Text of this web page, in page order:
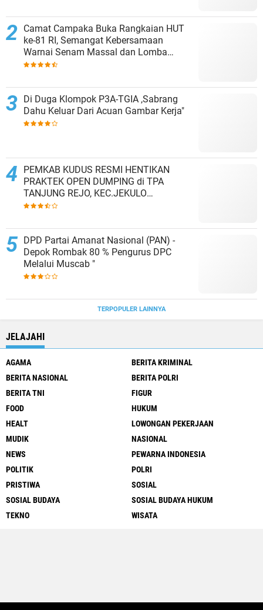
Camat Campaka Buka Rangkaian HUT
ke-81 RI, Semangat Kebersamaan
Warnai Senam Massal dan Lomba
Karaoke Perangkat Desa
Di Duga Klompok P3A-TGIA ,Sabrang
Dahu Keluar Dari Acuan Gambar Kerja"
PEMKAB KUDUS RESMI HENTIKAN
PRAKTEK OPEN DUMPING di TPA
TANJUNG REJO, KEC.JEKULO
KAB.KUDUS,BERLAKUKAN SISTEM
DPD Partai Amanat Nasional (PAN) -
Depok Rombak 80 % Pengurus DPC
Melalui Muscab "
TERPOPULER LAINNYA
JELAJAHI
AGAMA
BERITA KRIMINAL
BERITA NASIONAL
BERITA POLRI
BERITA TNI
FIGUR
FOOD
HUKUM
HEALT
LOWONGAN PEKERJAAN
MUDIK
NASIONAL
NEWS
PEWARNA INDONESIA
POLITIK
POLRI
PRISTIWA
SOSIAL
SOSIAL BUDAYA
SOSIAL BUDAYA HUKUM
TEKNO
WISATA